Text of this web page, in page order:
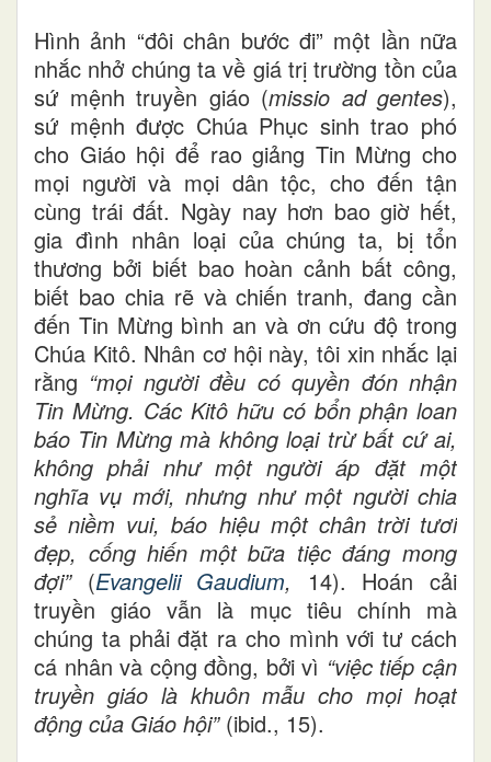
Hình ảnh “đôi chân bước đi” một lần nữa
nhắc nhở chúng ta về giá trị trường tồn của
sứ mệnh truyền giáo (missio ad gentes),
sứ mệnh được Chúa Phục sinh trao phó
cho Giáo hội để rao giảng Tin Mừng cho
mọi người và mọi dân tộc, cho đến tận
cùng trái đất. Ngày nay hơn bao giờ hết,
gia đình nhân loại của chúng ta, bị tổn
thương bởi biết bao hoàn cảnh bất công,
biết bao chia rẽ và chiến tranh, đang cần
đến Tin Mừng bình an và ơn cứu độ trong
Chúa Kitô. Nhân cơ hội này, tôi xin nhắc lại
rằng “mọi người đều có quyền đón nhận
Tin Mừng. Các Kitô hữu có bổn phận loan
báo Tin Mừng mà không loại trừ bất cứ ai,
không phải như một người áp đặt một
nghĩa vụ mới, nhưng như một người chia
sẻ niềm vui, báo hiệu một chân trời tươi
đẹp, cống hiến một bữa tiệc đáng mong
đợi”(Evangelii Gaudium, 14). Hoán cải
truyền giáo vẫn là mục tiêu chính mà
chúng ta phải đặt ra cho mình với tư cách
cá nhân và cộng đồng, bởi vì “việc tiếp cận
truyền giáo là khuôn mẫu cho mọi hoạt
động của Giáo hội”(ibid., 15).